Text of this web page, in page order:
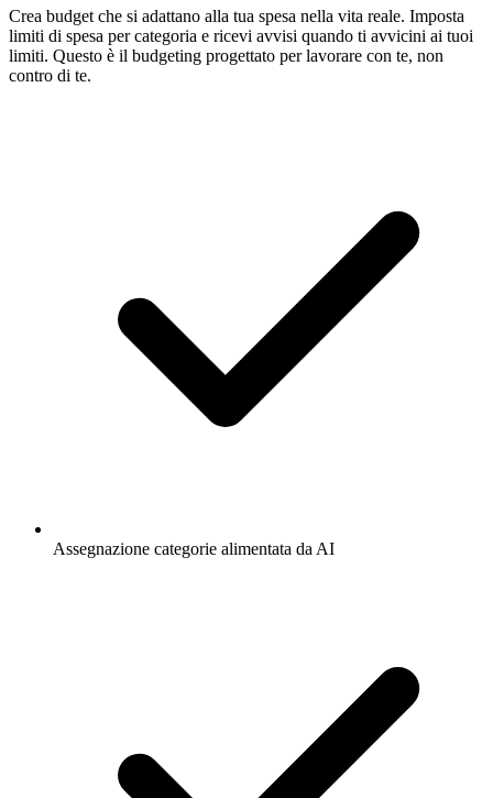
Crea budget che si adattano alla tua spesa nella vita reale. Imposta
limiti di spesa per categoria e ricevi avvisi quando ti avvicini ai tuoi
limiti. Questo è il budgeting progettato per lavorare con te, non
contro di te.
Assegnazione categorie alimentata da AI